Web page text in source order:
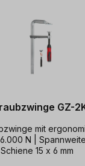
GZ-
mit
N | Spannweite
15 x 6 mm